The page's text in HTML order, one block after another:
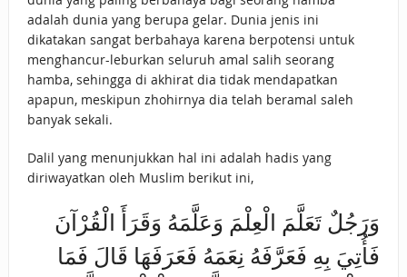
adalah dunia yang berupa gelar. Dunia jenis ini
dikatakan sangat berbahaya karena berpotensi untuk
menghancur-leburkan seluruh amal salih seorang
hamba, sehingga di akhirat dia tidak mendapatkan
apapun, meskipun zhohirnya dia telah beramal saleh
banyak sekali.
Dalil yang menunjukkan hal ini adalah hadis yang
diriwayatkan oleh Muslim berikut ini,
وَرَجُلٌ تَعَلَّمَ الْعِلْمَ وَعَلَّمَهُ وَقَرَأَ الْقُرْآنَ
فَأُتِيَ بِهِ فَعَرَّفَهُ نِعَمَهُ فَعَرَفَهَا قَالَ فَمَا